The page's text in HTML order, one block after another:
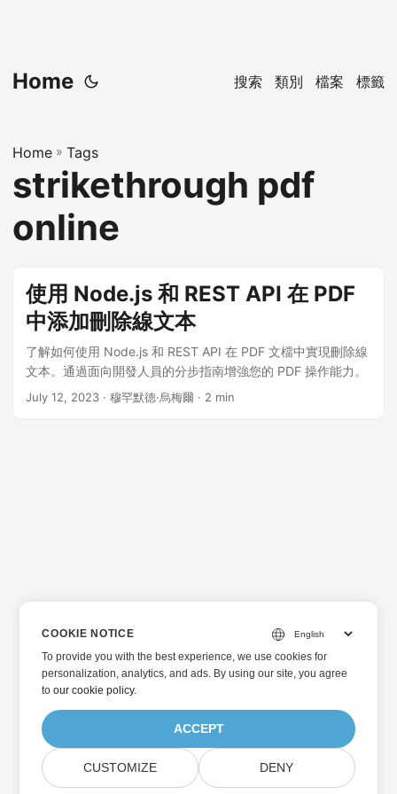
Home 搜索 類別 檔案 標籤
Home » Tags
strikethrough pdf
online
使用 Node.js 和 REST API 在 PDF
中添加刪除線文本
了解如何使用 Node.js 和 REST API 在 PDF 文檔中實現刪除線
文本。通過面向開發人員的分步指南增強您的 PDF 操作能力。
July 12, 2023 · 穆罕默德·烏梅爾 · 2 min
COOKIE NOTICE
To provide you with the best experience, we use cookies for
personalization, analytics, and ads. By using our site, you agree
toour cookie policy.
ACCEPT
CUSTOMIZE DENY